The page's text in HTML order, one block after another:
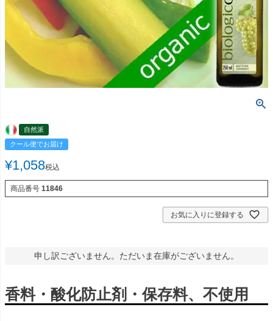
自然派
クール便でお届け
¥1,058税込
商品番号 11846
お気に入りに登録する
申し訳ございません。ただいま在庫がございません。
香料・酸化防止剤・保存料、不使用